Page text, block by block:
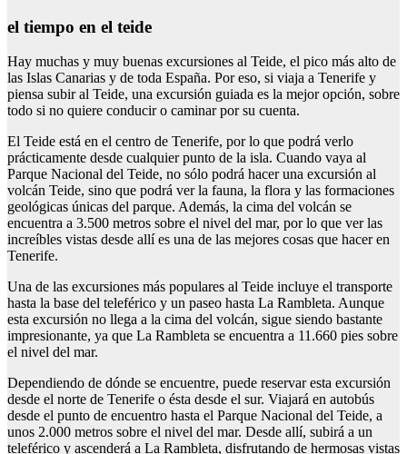
el tiempo en el teide
Hay muchas y muy buenas excursiones al Teide, el pico más alto de
las Islas Canarias y de toda España. Por eso, si viaja a Tenerife y
piensa subir al Teide, una excursión guiada es la mejor opción, sobre
todo si no quiere conducir o caminar por su cuenta.
El Teide está en el centro de Tenerife, por lo que podrá verlo
prácticamente desde cualquier punto de la isla. Cuando vaya al
Parque Nacional del Teide, no sólo podrá hacer una excursión al
volcán Teide, sino que podrá ver la fauna, la flora y las formaciones
geológicas únicas del parque. Además, la cima del volcán se
encuentra a 3.500 metros sobre el nivel del mar, por lo que ver las
increíbles vistas desde allí es una de las mejores cosas que hacer en
Tenerife.
Una de las excursiones más populares al Teide incluye el transporte
hasta la base del teleférico y un paseo hasta La Rambleta. Aunque
esta excursión no llega a la cima del volcán, sigue siendo bastante
impresionante, ya que La Rambleta se encuentra a 11.660 pies sobre
el nivel del mar.
Dependiendo de dónde se encuentre, puede reservar esta excursión
desde el norte de Tenerife o ésta desde el sur. Viajará en autobús
desde el punto de encuentro hasta el Parque Nacional del Teide, a
unos 2.000 metros sobre el nivel del mar. Desde allí, subirá a un
teleférico y ascenderá a La Rambleta, disfrutando de hermosas vistas